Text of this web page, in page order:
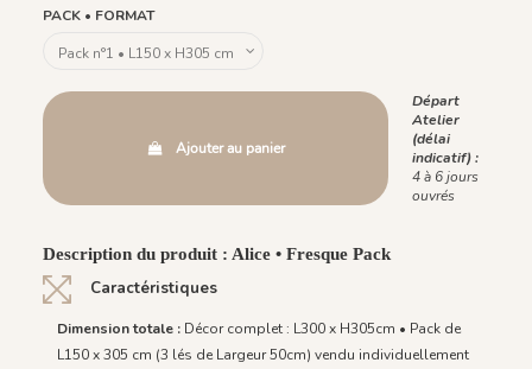
PACK • FORMAT
Ajouter au panier
Départ
Atelier
(délai
indicatif) :
4 à 6 jours
ouvrés
Description du produit : Alice • Fresque Pack
Caractéristiques
Dimension totale : Décor complet : L300 x H305cm • Pack de
L150 x 305 cm (3 lés de Largeur 50cm) vendu individuellement